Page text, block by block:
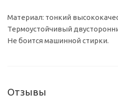
Материал: тонкий
Термоустойчивый
Не боится машинной стирки.
Отзывы